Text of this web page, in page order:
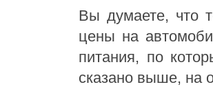
Вы думаете, что
цены на
питания, по
сказано выше, на